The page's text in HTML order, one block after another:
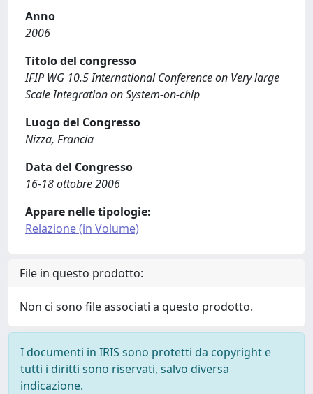
Anno
2006
Titolo del congresso
IFIP WG 10.5 International Conference on Very large
Scale Integration on System-on-chip
Luogo del Congresso
Nizza, Francia
Data del Congresso
16-18 ottobre 2006
Appare nelle tipologie:
Relazione (in Volume)
File in questo prodotto:
Non ci sono file associati a questo prodotto.
I documenti in IRIS sono protetti da copyright e
tutti i diritti sono riservati, salvo diversa
indicazione.